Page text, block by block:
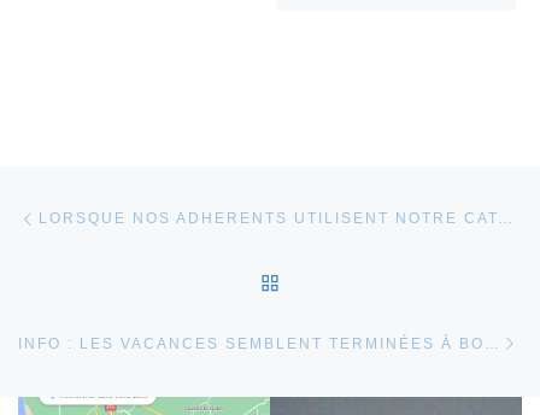
LORSQUE NOS ADHERENTS UTILISENT NOTRE CATAMARAN.